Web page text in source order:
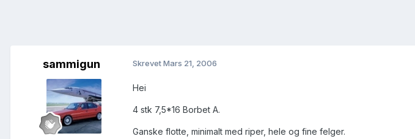
sammigun SkrevetMars 21, 2006
Hei
4 stk 7,5*16 Borbet A.
Ganske flotte, minimalt med riper, hele og fine felger.